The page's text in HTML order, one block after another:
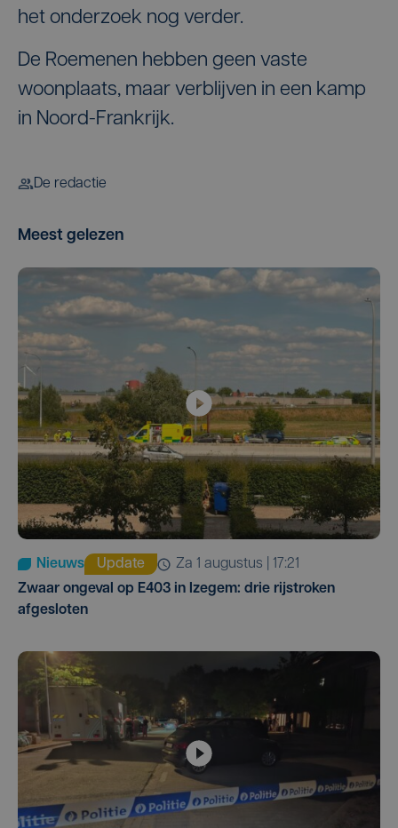
het onderzoek nog verder.
De Roemenen hebben geen vaste
woonplaats, maar verblijven in een kamp
in Noord-Frankrijk.
De redactie
Meest gelezen
Nieuws Update
za 1 augustus | 17:21
Zwaar ongeval op E403 in Izegem: drie rijstroken
afgesloten